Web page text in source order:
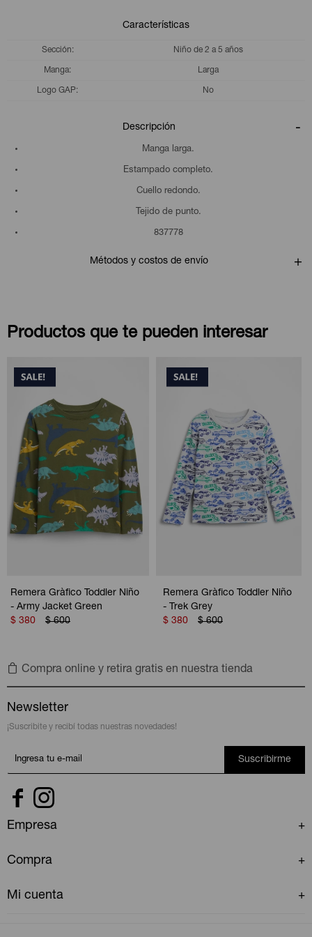
Características
Sección Niño de 2 a 5 años
Manga Larga
Logo GAP No
Descripción
Manga larga.
Estampado completo.
Cuello redondo.
Tejido de punto.
837778
Métodos y costos de envío
Productos que te pueden interesar
Remera Gràfico Toddler Niño
- Army Jacket Green
$ 380 $ 600
Remera Gràfico Toddler Niño
- Trek Grey
$ 380 $ 600
Compra online y retira gratis en nuestra tienda
Newsletter
¡Suscribite y recibí todas nuestras novedades!
Suscribirme
 
Empresa
Compra
Mi cuenta